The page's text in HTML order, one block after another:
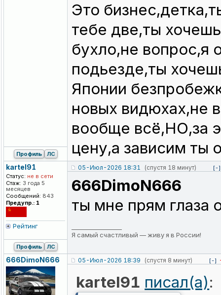
Это
тебе две,ты
бухло,не вопрос,я
подьезде,ты
Японии
новых видюхах,не
вообще всё,НО,за
цену,а зависим ты
Профиль ЛС
kartel91
Статус: не в сети
Стаж: 3 года 5
месяцев
Сообщений: 843
Предупр.: 1
Рейтинг
05-Июл-2026 18:31 (спустя 18 минут) [-]
666DimoN666
ты мне прям глаза
Я самый счастливый — живу я в России!
Профиль ЛС
666DimoN666 05-Июл-2026 18:39 (спустя 8 минут) [-]
kartel91 писал(а):